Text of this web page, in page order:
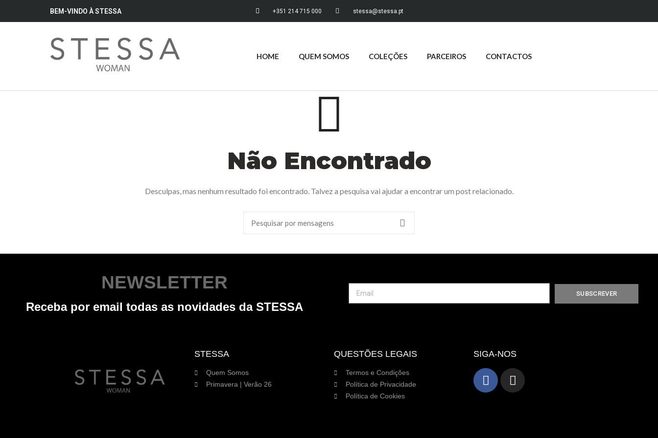
BEM-VINDO À STESSA +351 214 715 000 stessa@stessa.pt
HOME QUEM SOMOS COLEÇÕES PARCEIROS CONTACTOS
Não Encontrado
Desculpas, mas nenhum resultado foi encontrado. Talvez a pesquisa vai ajudar a encontrar um post relacionado.
NEWSLETTER
Receba por email todas as novidades da STESSA
SUBSCREVER
STESSA
Quem Somos
Primavera | Verão 26
QUESTÕES LEGAIS
Termos e Condições
Política de Privacidade
Política de Cookies
SIGA-NOS